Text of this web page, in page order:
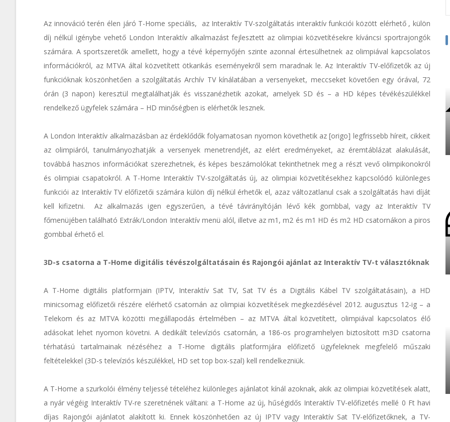
Az innováció terén élen járó T-Home speciális, az Interaktív TV-szolgáltatás interaktív funkciói között elérhető , külön
díj nélkül igénybe vehető London Interaktív alkalmazást fejlesztett az olimpiai közvetítésekre kíváncsi sportrajongók
számára. A sportszeretők amellett, hogy a tévé képernyőjén szinte azonnal értesülhetnek az olimpiával kapcsolatos
információkról, az MTVA által közvetített ötkarikás eseményekről sem maradnak le. Az Interaktív TV-előfizetők az új
funkcióknak köszönhetően a szolgáltatás Archív TV kínálatában a versenyeket, meccseket követően egy órával, 72
órán (3 napon) keresztül megtalálhatják és visszanézhetik azokat, amelyek SD és – a HD képes tévékészülékkel
rendelkező ügyfelek számára – HD minőségben is elérhetők lesznek.
A London Interaktív alkalmazásban az érdeklődők folyamatosan nyomon követhetik az [origo] legfrissebb híreit, cikkeit
az olimpiáról, tanulmányozhatják a versenyek menetrendjét, az elért eredményeket, az éremtáblázat alakulását,
továbbá hasznos információkat szerezhetnek, és képes beszámolókat tekinthetnek meg a részt vevő olimpikonokról
és olimpiai csapatokról. A T-Home Interaktív TV-szolgáltatás új, az olimpiai közvetítésekhez kapcsolódó különleges
funkciói az Interaktív TV előfizetői számára külön díj nélkül érhetők el, azaz változatlanul csak a szolgáltatás havi díját
kell kifizetni. Az alkalmazás igen egyszerűen, a tévé távirányítóján lévő kék gombbal, vagy az Interaktív TV
főmenüjében található Extrák/London Interaktív menü alól, illetve az m1, m2 és m1 HD és m2 HD csatornákon a piros
gombbal érhető el.
3D-s csatorna a T-Home digitális tévészolgáltatásain és Rajongói ajánlat az Interaktív TV-t választóknak
A T-Home digitális platformjain (IPTV, Interaktív Sat TV, Sat TV és a Digitális Kábel TV szolgáltatásain), a HD
minicsomag előfizetői részére elérhető csatornán az olimpiai közvetítések megkezdésével 2012. augusztus 12-ig – a
Telekom és az MTVA közötti megállapodás értelmében – az MTVA által közvetített, olimpiával kapcsolatos élő
adásokat lehet nyomon követni. A dedikált televíziós csatornán, a 186-os programhelyen biztosított m3D csatorna
térhatású tartalmainak nézéséhez a T-Home digitális platformjára előfizető ügyfeleknek megfelelő műszaki
feltételekkel (3D-s televíziós készülékkel, HD set top box-szal) kell rendelkezniük.
A T-Home a szurkolói élmény teljessé tételéhez különleges ajánlatot kínál azoknak, akik az olimpiai közvetítések alatt,
a nyár végéig Interaktív TV-re szeretnének váltani: a T-Home az új, hűségidős Interaktív TV-előfizetés mellé 0 Ft havi
díjas Rajongói ajánlatot alakított ki. Ennek köszönhetően az új IPTV vagy Interaktív Sat TV-előfizetőknek, a TV-